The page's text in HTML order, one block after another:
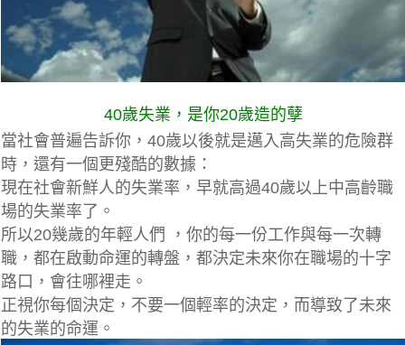
40歲失業，是你20歲造的孽
當社會普遍告訴你，40歲以後就是邁入高失業的危險群
時，還有一個更殘酷的數據：
現在社會新鮮人的失業率，早就高過40歲以上中高齡職
場的失業率了。
所以20幾歲的年輕人們 ，你的每一份工作與每一次轉
職，都在啟動命運的轉盤，都決定未來你在職場的十字
路口，會往哪裡走。
正視你每個決定，不要一個輕率的決定，而導致了未來
的失業的命運。